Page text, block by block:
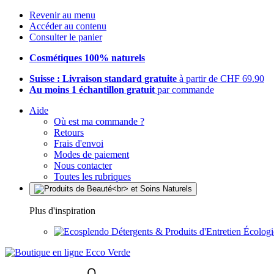
Revenir au menu
Accéder au contenu
Consulter le panier
Cosmétiques 100% naturels
Suisse : Livraison standard gratuite à partir de CHF 69.90
Au moins 1 échantillon gratuit par commande
Aide
Où est ma commande ?
Retours
Frais d'envoi
Modes de paiement
Nous contacter
Toutes les rubriques
Plus d'inspiration
Détergents & Produits d'Entretien